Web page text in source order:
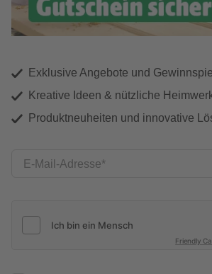
Exklusive Angebote und
Kreative Ideen & nützliche
Produktneuheiten und innovative
E-Mail-Adresse
Friendly